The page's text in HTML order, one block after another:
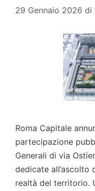
29 Gennaio 2026 di
Roma Capitale
partecipazione
Generali di via
dedicate all’ascolto
realtà del territorio.